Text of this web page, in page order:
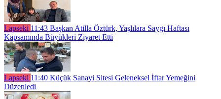
Lapseki 11:43 Başkan Atilla Öztürk, Yaşlılara Saygı Haftası
Kapsamında Büyükleri Ziyaret Etti
Lapseki 11:40 Küçük Sanayi Sitesi Geleneksel İftar Yemeğini
Düzenledi